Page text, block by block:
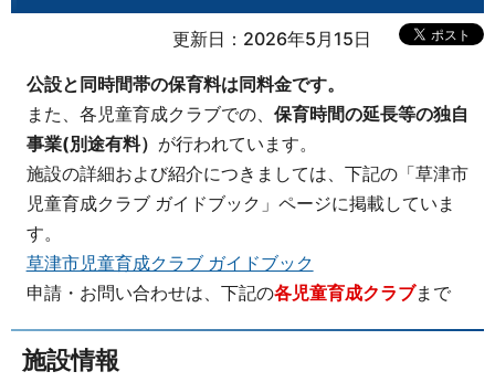
更新日：2026年5月15日
公設と同時間帯の保育料は同料金です。
また、各児童育成クラブでの、 保育時間の延長等の独自
事業(別途有料） が行われています。
施設の詳細および紹介につきましては、下記の「草津市
児童育成クラブ ガイドブック」ページに掲載していま
す。
草津市児童育成クラブ ガイドブック
申請・お問い合わせは、下記の各児童育成クラブまで
施設情報